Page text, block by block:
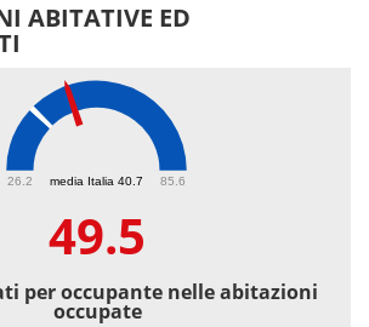
ABITATIVE ED
media Italia 40.7
26.2 85.6
49.5
per occupante nelle abitazioni
occupate